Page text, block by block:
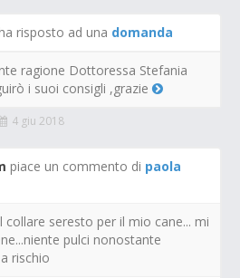
ha risposto ad una domanda
ragione Dottoressa Stefania
i suoi consigli ,grazie
4 giu 2018
piace un commento di paola
collare seresto per il mio cane... mi
pulci nonostante
rischio